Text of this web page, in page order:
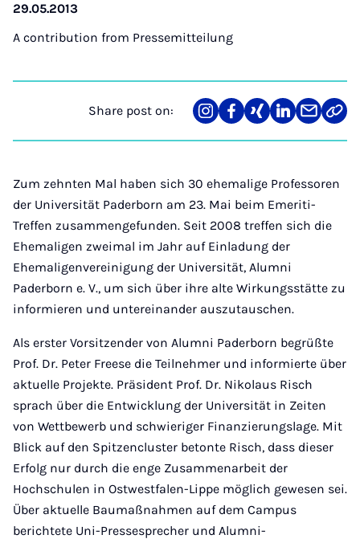
29.05.2013
A contribution from Pressemitteilung
Share post on:
Share
on
Teilen
auf
Teilen
auf
Teilen
auf
Teilen
über
Link
Zum zehnten Mal haben sich 30 ehemalige Professoren
der Universität Paderborn am 23. Mai beim Emeriti-
Treffen zusammengefunden. Seit 2008 treffen sich die
Ehemaligen zweimal im Jahr auf Einladung der
Ehemaligenvereinigung der Universität, Alumni
Paderborn e. V., um sich über ihre alte Wirkungsstätte zu
informieren und untereinander auszutauschen.
Als erster Vorsitzender von Alumni Paderborn begrüßte
Prof. Dr. Peter Freese die Teilnehmer und informierte über
aktuelle Projekte. Präsident Prof. Dr. Nikolaus Risch
sprach über die Entwicklung der Universität in Zeiten
von Wettbewerb und schwieriger Finanzierungslage. Mit
Blick auf den Spitzencluster betonte Risch, dass dieser
Erfolg nur durch die enge Zusammenarbeit der
Hochschulen in Ostwestfalen-Lippe möglich gewesen sei.
Über aktuelle Baumaßnahmen auf dem Campus
berichtete Uni-Pressesprecher und Alumni-